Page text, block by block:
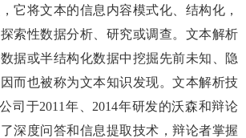
它将文本的信息内容模式化、结构化，
索性数据分析、研究或调查。文本解析
据或半结构化数据中挖掘先前未知、隐
而也被称为文本知识发现。文本解析技
司于2011年、2014年研发的沃森和辩论
深度问答和信息提取技术，辩论者掌握